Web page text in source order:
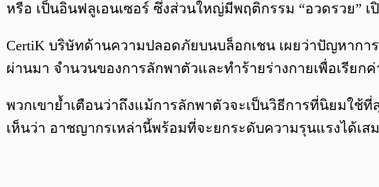
หรือ เป็นอินฟลูเอนเซอร์ ซึ่งส่วนใหญ่มีพฤติกรรม “อวดรวย”
CertiK บริษัทด้านความปลอดภัยบนบล็อกเชน เผยว่าปัญหากา
ผ่านมา จำนวนของการลักพาตัวและทำร้ายร่างกายเพื่อเรียก
พวกเขาย้ำเตือนว่าถึงแม้การลักพาตัวจะเป็นวิธีการที่นิยมใช้
เห็นว่า อาชญากรเหล่านี้พร้อมที่จะยกระดับความรุนแรงได้เ